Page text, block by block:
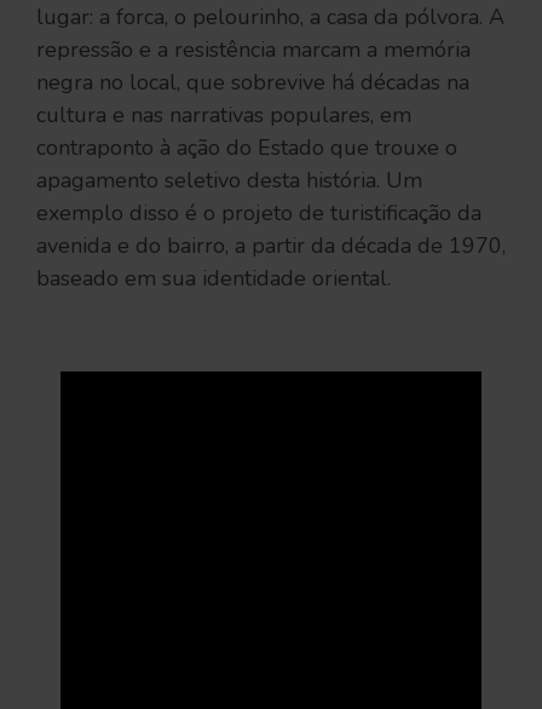
lugar: a forca, o pelourinho, a casa da pólvora. A
repressão e a resistência marcam a memória
negra no local, que sobrevive há décadas na
cultura e nas narrativas populares, em
contraponto à ação do Estado que trouxe o
apagamento seletivo desta história. Um
exemplo disso é o projeto de turistificação da
avenida e do bairro, a partir da década de 1970,
baseado em sua identidade oriental.